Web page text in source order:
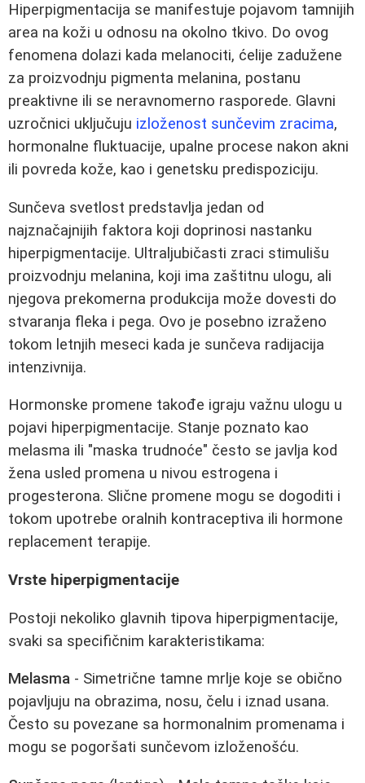
Hiperpigmentacija se manifestuje pojavom tamnijih
area na koži u odnosu na okolno tkivo. Do ovog
fenomena dolazi kada melanociti, ćelije zadužene
za proizvodnju pigmenta melanina, postanu
preaktivne ili se neravnomerno rasporede. Glavni
uzročnici uključuju izloženost sunčevim zracima,
hormonalne fluktuacije, upalne procese nakon akni
ili povreda kože, kao i genetsku predispoziciju.
Sunčeva svetlost predstavlja jedan od
najznačajnijih faktora koji doprinosi nastanku
hiperpigmentacije. Ultraljubičasti zraci stimulišu
proizvodnju melanina, koji ima zaštitnu ulogu, ali
njegova prekomerna produkcija može dovesti do
stvaranja fleka i pega. Ovo je posebno izraženo
tokom letnjih meseci kada je sunčeva radijacija
intenzivnija.
Hormonske promene takođe igraju važnu ulogu u
pojavi hiperpigmentacije. Stanje poznato kao
melasma ili "maska trudnoće" često se javlja kod
žena usled promena u nivou estrogena i
progesterona. Slične promene mogu se dogoditi i
tokom upotrebe oralnih kontraceptiva ili hormone
replacement terapije.
Vrste hiperpigmentacije
Postoji nekoliko glavnih tipova hiperpigmentacije,
svaki sa specifičnim karakteristikama:
Melasma - Simetrične tamne mrlje koje se obično
pojavljuju na obrazima, nosu, čelu i iznad usana.
Često su povezane sa hormonalnim promenama i
mogu se pogoršati sunčevom izloženošću.